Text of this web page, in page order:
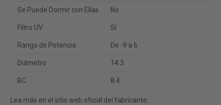
Se Puede Dormir con Ellas No
Filtro UV Sí
Rango de Potencia De -9 a 6
Diámetro 14.3
BC 8.4
Lea más en el sitio web oficial del fabricante: